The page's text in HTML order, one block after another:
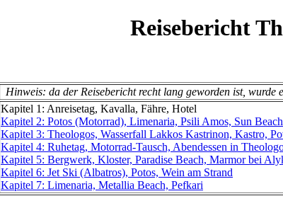
Reisebericht
Hinweis: da der Reisebericht recht lang geworden ist,
Kapitel 1: Anreisetag, Kavalla, Fähre, Hotel
Kapitel 2: Potos (Motorrad), Limenaria, Psili Amos, Sun Beach
Kapitel 3: Theologos, Wasserfall Lakkos Kastrinon, Kastro,
Kapitel 4: Ruhetag, Motorrad-Tausch, Abendessen in
Kapitel 5: Bergwerk, Kloster, Paradise Beach, Marmor bei
Kapitel 6: Jet Ski (Albatros), Potos, Wein am Strand
Kapitel 7: Limenaria, Metallia Beach, Pefkari